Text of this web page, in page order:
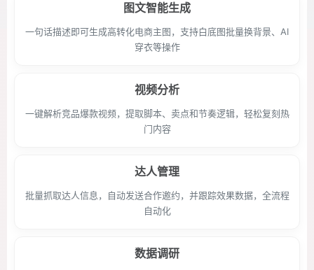
图文智能生成
一句话描述即可生成高转化电商主图，支持白底图批量换背景、AI
穿衣等操作
视频分析
一键解析竞品爆款视频，提取脚本、卖点和节奏逻辑，轻松复刻热
门内容
达人管理
批量抓取达人信息，自动发送合作邀约，并跟踪效果数据，全流程
自动化
数据调研